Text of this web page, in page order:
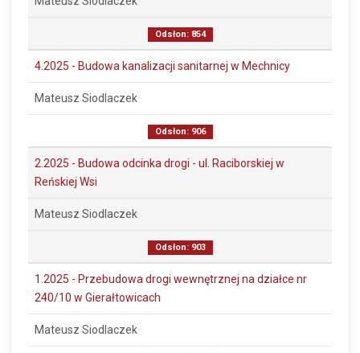
Odsłon: 854
4.2025 - Budowa kanalizacji sanitarnej w Mechnicy
Mateusz Siodlaczek
Odsłon: 906
2.2025 - Budowa odcinka drogi - ul. Raciborskiej w
Reńskiej Wsi
Mateusz Siodlaczek
Odsłon: 903
1.2025 - Przebudowa drogi wewnętrznej na działce nr
240/10 w Gierałtowicach
Mateusz Siodlaczek